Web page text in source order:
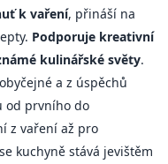
k vaření, přináší na
Podporuje kreativní
kulinářské světy.
a z úspěchů
od prvního do
z vaření až pro
kuchyně stává jevištěm